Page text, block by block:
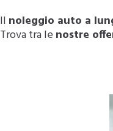
Il noleggio auto a
Trova tra le nostre